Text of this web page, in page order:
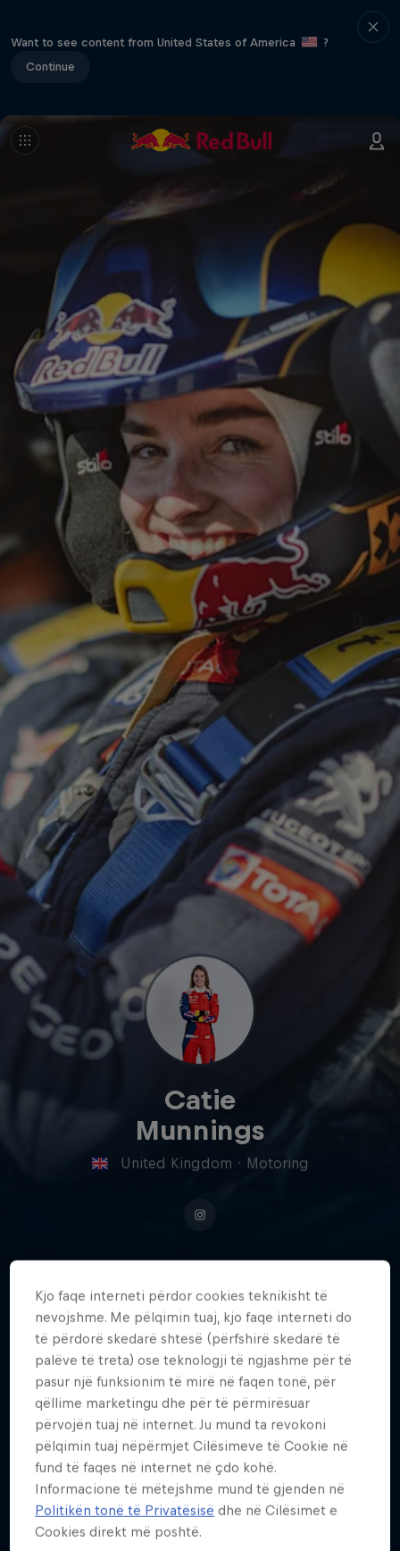
Want to see content from United States of America
?
Continue
Catie
Munnings
United Kingdom · Motoring
British rally driver Catie Munnings
shot to fame after winning the FIA
European Rally Championship
Ladies Trophy at the age of 18.
Data e lindjes
15 Nëntor 1997
Age
28
Kjo faqe interneti përdor cookies teknikisht të
nevojshme. Me pëlqimin tuaj, kjo faqe interneti do
të përdorë skedarë shtesë (përfshirë skedarë të
palëve të treta) ose teknologji të ngjashme për të
pasur një funksionim të mirë në faqen tonë, për
qëllime marketingu dhe për të përmirësuar
përvojën tuaj në internet. Ju mund ta revokoni
pëlqimin tuaj nëpërmjet Cilësimeve të Cookie në
fund të faqes në internet në çdo kohë.
Informacione të mëtejshme mund të gjenden në
Politikën tonë të Privatësisë dhe në Cilësimet e
Cookies direkt më poshtë.